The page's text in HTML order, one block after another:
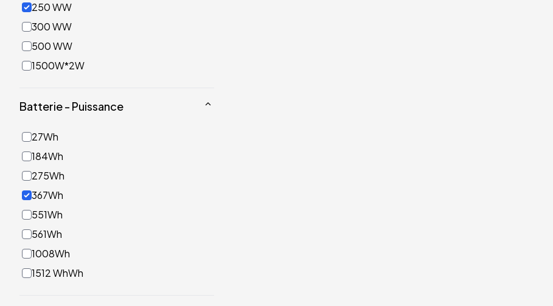
250 WW
300 WW
500 WW
1500W*2W
Batterie - Puissance
27Wh
184Wh
275Wh
367Wh
551Wh
561Wh
1008Wh
1512 WhWh